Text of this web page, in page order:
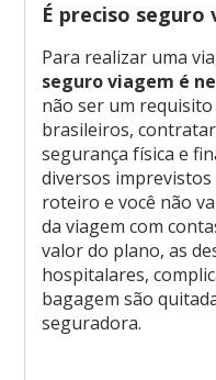
É preciso seguro
Para realizar uma
seguro viagem é
não ser um
brasileiros,
segurança física e
diversos
roteiro e você não
da viagem com
valor do plano, as
hospitalares,
bagagem são
seguradora.